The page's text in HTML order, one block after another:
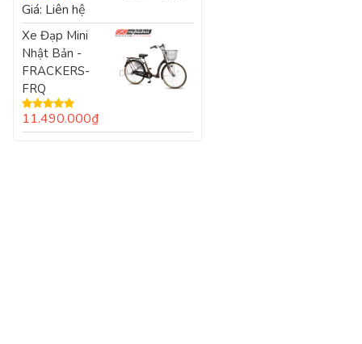
Được xếp
hạng5.005
sao
Giá: Liên hệ
Xe Đạp Mini
Nhật Bản -
FRACKERS-
FRQ
Được xếp
hạng5.005
11.490.000₫